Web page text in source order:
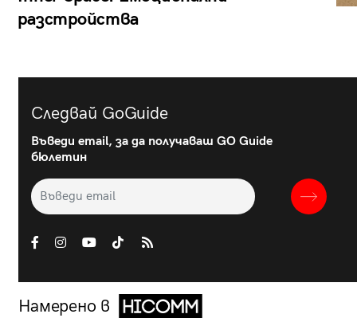
разстройства
Следвай GoGuide
Въведи email, за да получаваш GO Guide
бюлетин
Намерено в